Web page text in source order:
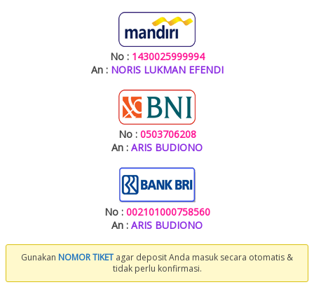
No : 1430025999994
An : NORIS LUKMAN EFENDI
No : 0503706208
An : ARIS BUDIONO
No : 002101000758560
An : ARIS BUDIONO
Gunakan NOMOR TIKET agar deposit Anda masuk secara otomatis &
tidak perlu konfirmasi.